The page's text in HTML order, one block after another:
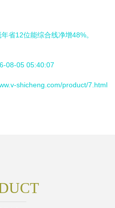
省12位能综合线净增48%。
08-05 05:40:07
shicheng.com/product/7.html